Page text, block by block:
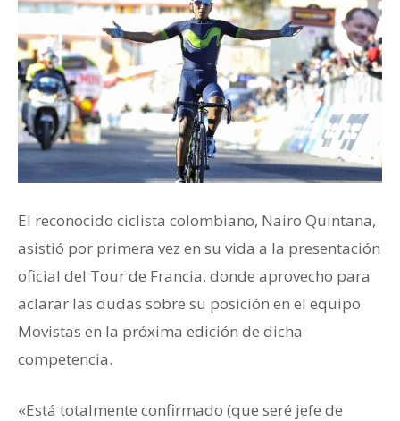
El reconocido ciclista colombiano, Nairo Quintana,
asistió por primera vez en su vida a la presentación
oficial del Tour de Francia, donde aprovecho para
aclarar las dudas sobre su posición en el equipo
Movistas en la próxima edición de dicha
competencia.
«Está totalmente confirmado (que seré jefe de